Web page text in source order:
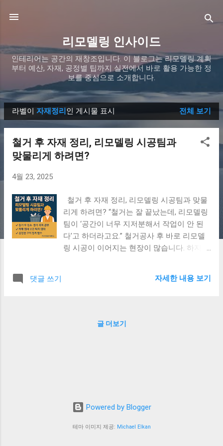
리모델링 인사이드
인테리어는 공간의 재창조입니다. 이 블로그는 리모델링 계획
부터 예산, 자재, 공정별 팁까지 실전에서 바로 활용 가능한 정
보를 중심으로 소개합니다.
글
라벨이 자재정리인 게시물 표시 전체 보기
철거 후 자재 정리, 리모델링 시공팀과
맞물리게 하려면?
4월 23, 2025
철거 후 자재 정리, 리모델링 시공팀과 맞물
리게 하려면? “철거는 잘 끝났는데, 리모델링
팀이 ‘공간이 너무 지저분해서 작업이 안 된
다’고 하더라고요.” 철거공사 후 바로 리모델
링 시공이 이어지는 현장이 많습니다. 하지만
품질에까지 영향을 줄 수 있습니다. 1. 철거
인해 도배/마감 시공 품질 저하 전기·배관 라
재 임시 보관 위치 사전 협의 시공팀과 “자재
이동 없이 시공 가능한 위치”를 정해두는 것
이 핵심입니다. 3단계: 공정 우선순위별 구역
댓글 쓰기 자세한 내용 보기
글 더보기
Powered by Blogger
테마 이미지 제공: Michael Elkan